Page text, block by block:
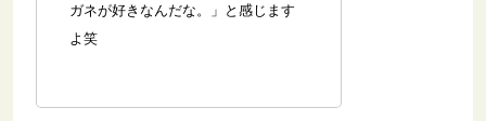
ガネが好きなんだな。」と感じます
よ笑